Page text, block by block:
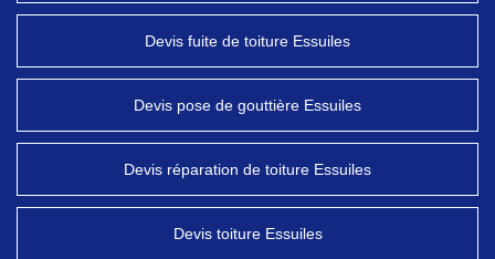
Devis fuite de toiture Essuiles
Devis pose de gouttière Essuiles
Devis réparation de toiture Essuiles
Devis toiture Essuiles